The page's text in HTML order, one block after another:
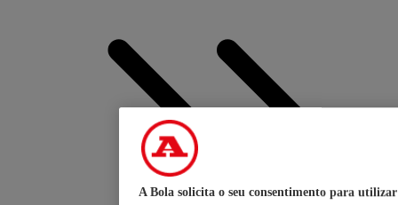
A Bola solicita o seu consentimento para utilizar